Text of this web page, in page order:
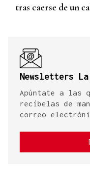
tras caerse de un
Newsletters La
Apúntate a las
recíbelas de
correo